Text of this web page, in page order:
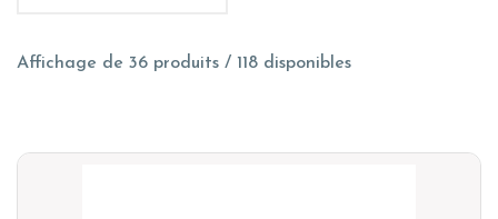
Affichage de 36 produits / 118 disponibles